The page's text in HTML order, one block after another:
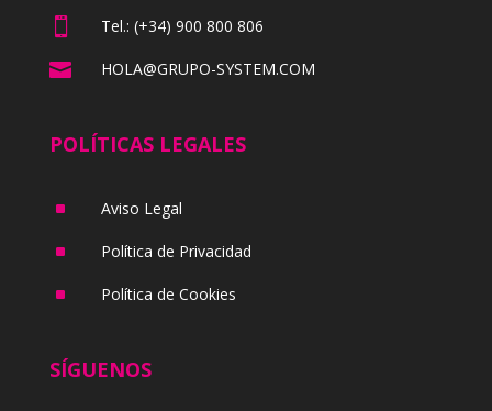
 Tel.: (+34) 900 800 806
 HOLA@GRUPO-SYSTEM.COM
POLÍTICAS LEGALES
^ Aviso Legal
^ Política de Privacidad
^ Política de Cookies
SÍGUENOS